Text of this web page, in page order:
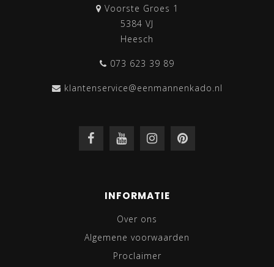
Voorste Groes 1
5384 VJ
Heesch
073 623 39 89
klantenservice@eenmannenkado.nl
INFORMATIE
Over ons
Algemene voorwaarden
Proclaimer